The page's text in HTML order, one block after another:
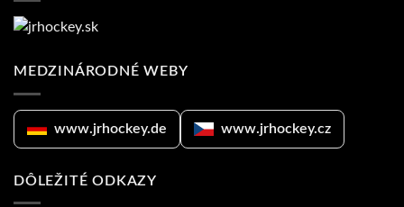
MEDZINÁRODNÉ WEBY
www.jrhockey.de www.jrhockey.cz
DÔLEŽITÉ ODKAZY